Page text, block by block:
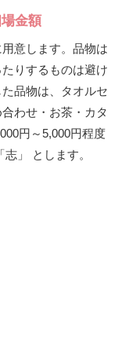
金額
意します。品物は
りするものは避け
品物は、タオルセ
わせ・お茶・カタ
円～5,000円程度
」 とします。